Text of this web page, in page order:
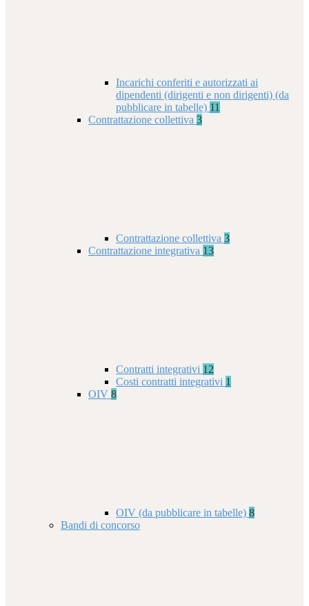
Incarichi conferiti e autorizzati ai
dipendenti (dirigenti e non dirigenti) (da
pubblicare in tabelle) 11
Contrattazione collettiva 3
Contrattazione collettiva 3
Contrattazione integrativa 13
Contratti integrativi 12
Costi contratti integrativi 1
OIV 8
OIV (da pubblicare in tabelle) 8
Bandi di concorso